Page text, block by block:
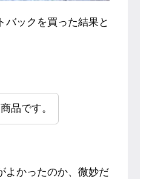
バックを買った結果と
品です。
よかったのか、微妙だ